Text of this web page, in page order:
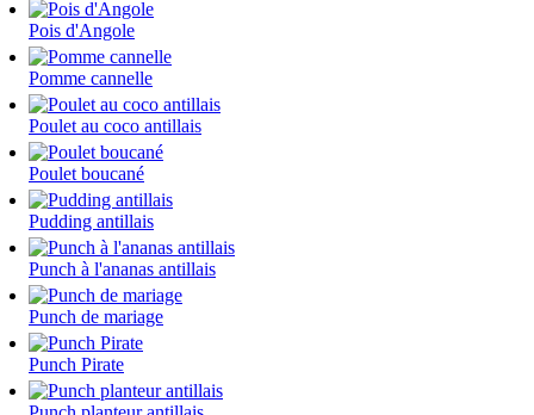
Pois d'Angole
Pomme cannelle
Poulet au coco antillais
Poulet boucané
Pudding antillais
Punch à l'ananas antillais
Punch de mariage
Punch Pirate